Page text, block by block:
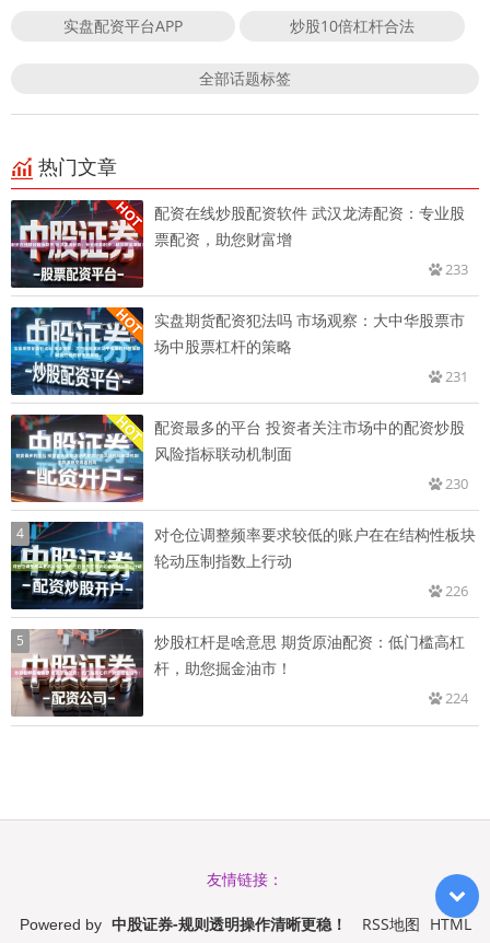
实盘配资平台APP 炒股10倍杠杆合法
全部话题标签
热门文章
配资在线炒股配资软件 武汉龙涛配资：专业股
票配资，助您财富增
233
实盘期货配资犯法吗 市场观察：大中华股票市
场中股票杠杆的策略
231
配资最多的平台 投资者关注市场中的配资炒股
风险指标联动机制面
230
4
对仓位调整频率要求较低的账户在在结构性板块
轮动压制指数上行动
226
5
炒股杠杆是啥意思 期货原油配资：低门槛高杠
杆，助您掘金油市！
224
友情链接：
Powered by 中股证券-规则透明操作清晰更稳！ RSS地图 HTML